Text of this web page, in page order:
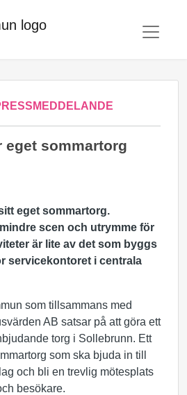
eget sommartorg
eget sommartorg.
scen och utrymme för
är lite av det som byggs
servicekontoret i centrala
som tillsammans med
AB satsar på att göra ett
torg i Sollebrunn. Ett
som ska bjuda in till
och bli en trevlig mötesplats
besökare.